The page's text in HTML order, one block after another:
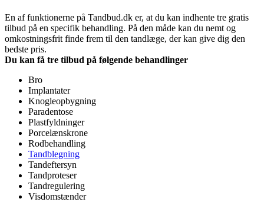
En af funktionerne på Tandbud.dk er, at du kan indhente tre gratis
tilbud på en specifik behandling. På den måde kan du nemt og
omkostningsfrit finde frem til den tandlæge, der kan give dig den
bedste pris.
Du kan få tre tilbud på følgende behandlinger
Bro
Implantater
Knogleopbygning
Paradentose
Plastfyldninger
Porcelænskrone
Rodbehandling
Tandblegning
Tandeftersyn
Tandproteser
Tandregulering
Visdomstænder